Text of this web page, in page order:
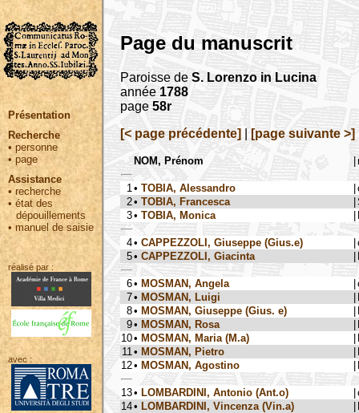
Présentation
Recherche
• personne
•page
Assistance
• recherche
•état des
dépouillements
•manuel de saisie
réalisé par :
avec :
Page du manuscrit
Paroisse de S. Lorenzo in Lucina
année 1788
page 58r
[< page précédente]
[page suivante >]
NOM, Prénom
1 • TOBIA, Alessandro
2• TOBIA, Francesca
3• TOBIA, Monica
4• CAPPEZZOLI, Giuseppe (Gius.e)
5• CAPPEZZOLI, Giacinta
6• MOSMAN, Angela
7• MOSMAN, Luigi
8• MOSMAN, Giuseppe (Gius. e)
9• MOSMAN, Rosa
10• MOSMAN, Maria (M.a)
11 • MOSMAN, Pietro
12• MOSMAN, Agostino
13• LOMBARDINI, Antonio (Ant.o)
14• LOMBARDINI, Vincenza (Vin.a)